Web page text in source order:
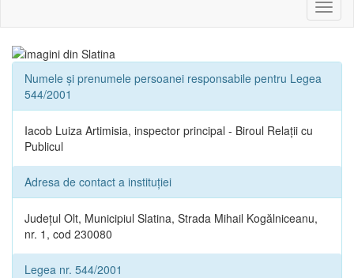
sau
Numele și prenumele persoanei responsabile pentru Legea
544/2001
Iacob Luiza Artimisia, inspector principal - Biroul Relații cu
Publicul
Adresa de contact a instituției
Județul Olt, Municipiul Slatina, Strada Mihail Kogălniceanu,
nr. 1, cod 230080
Legea nr. 544/2001